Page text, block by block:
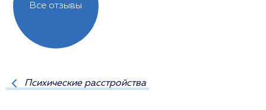
Все отзывы
Психические расстройства